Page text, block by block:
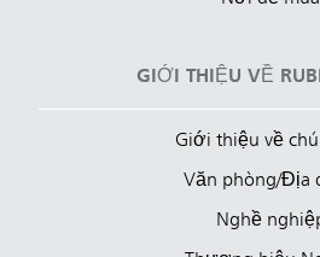
GIỚI THIỆU VỀ
Giới thiệu về
Văn phòng/Địa
Nghề